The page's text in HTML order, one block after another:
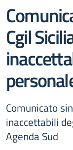
Cgil
Comunicato
inaccettabili
Agenda Sud